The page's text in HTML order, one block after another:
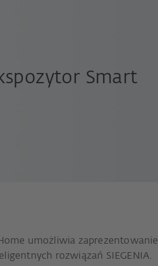
Smart
umożliwia zaprezentowanie
rozwiązań SIEGENIA.